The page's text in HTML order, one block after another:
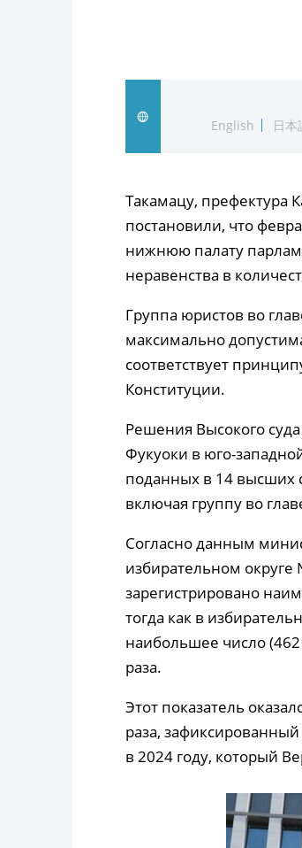
English
日本
Такамацу, префектура
постановили, что
нижнюю палату
неравенства в
Группа юристов во
максимально
соответствует
Конституции.
Решения Высокого
Фукуоки в юго-
поданных в 14 высших
включая группу во
Согласно данным
избирательном
зарегистрировано
тогда как в
наибольшее число (462
раза.
Этот показатель
раза,
в 2024 году, который